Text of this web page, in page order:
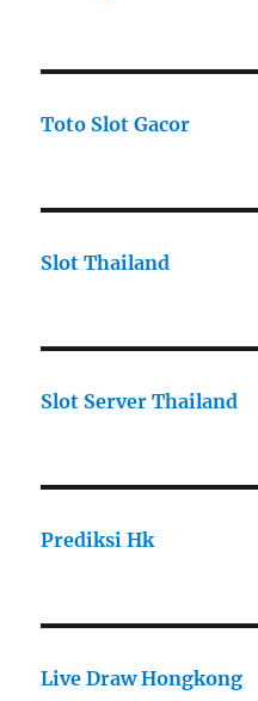
Toto Slot Gacor
Slot Thailand
Slot Server Thailand
Prediksi Hk
Live Draw Hongkong